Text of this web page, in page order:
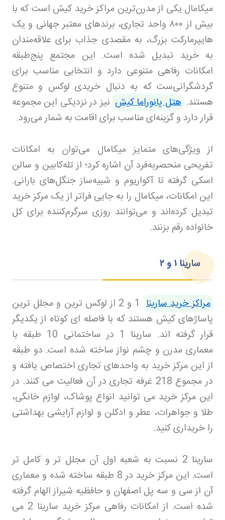
میکامال یکی از مدرن‌ترین مراکز خرید کیش است که با
بیش از ۸۰۰ واحد تجاری، برندهای معتبر جهانی و یک
هایپرمارکت بزرگ، به مقصدی جذاب برای علاقه‌مندان
به خرید تبدیل شده است. این مجتمع پنج‌طبقه
امکانات رفاهی متنوعی دارد و انتخابی مناسب برای
گردشگرانی‌ست که به دنبال خریدی لوکس و متنوع
هستند. هتل پانوراما کیش نیز در نزدیکی این مجموعه
قرار دارد و گزینه‌ای مناسب برای اقامت به شمار می‌رود.
از ویژگی‌های متمایز میکامال می‌توان به امکانات
تفریحی منحصر‌به‌فرد آن اشاره کرد؛ از تله‌کابین و سالن
اسکی گرفته تا آکواریوم و شبیه‌ساز جنگل‌های بارانی.
این امکانات، میکامال را به جایی فراتر از یک مرکز خرید
تبدیل کرده‌اند و می‌توانند روزی سرگرم‌کننده برای کل
خانواده رقم بزنند.
سارینا۱و۲
مراکز خرید سارینا
1 و 2 از لوکس ترین و مجلل ترین
پاساژهای کیش هستند که با فاصله ای کوتاه از یکدیگر
قرار گرفته اند. سارینا 1 در ساختمانی 10 طبقه با
معماری مدرن و چشم نواز ساخته شده است. دو طبقه
از این مرکز خرید به واحدهای تجاری اختصاص یافته و
در مجموع 218 غرفه تجاری در آن فعالیت می کنند. در
این مرکز خرید می توانید انواع پوشاک، لوازم خانگی،
طلا و جواهرات، عطر و ادکلن و لوازم آرایشی بهداشتی
را خریداری کنید.
سارینا 2 نسبت به شعبه اول آن مجلل تر و کامل تر
است. این مرکز خرید در 8 طبقه ساخته شده و معماری
آن از سی و سه پل اصفهان و حافظیه شیراز الهام گرفته
شده است. از امکانات رفاهی مرکز خرید سارینا 2 می